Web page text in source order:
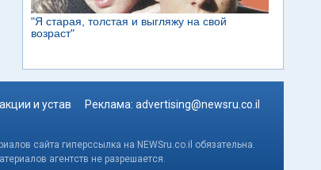
и устав Реклама: advertising@newsru.co.il
сайта гиперссылка на NEWSru.co.il обязательна.
агентств не разрешается.